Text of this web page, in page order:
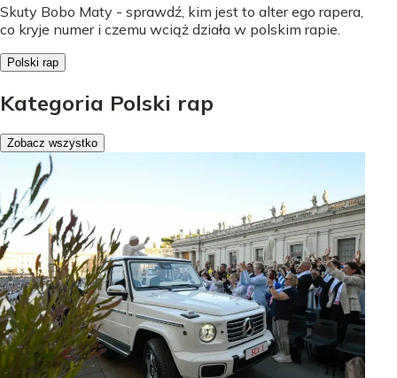
Skuty Bobo Maty - sprawdź, kim jest to alter ego rapera,
co kryje numer i czemu wciąż działa w polskim rapie.
Polski rap
Kategoria Polski rap
Zobacz wszystko